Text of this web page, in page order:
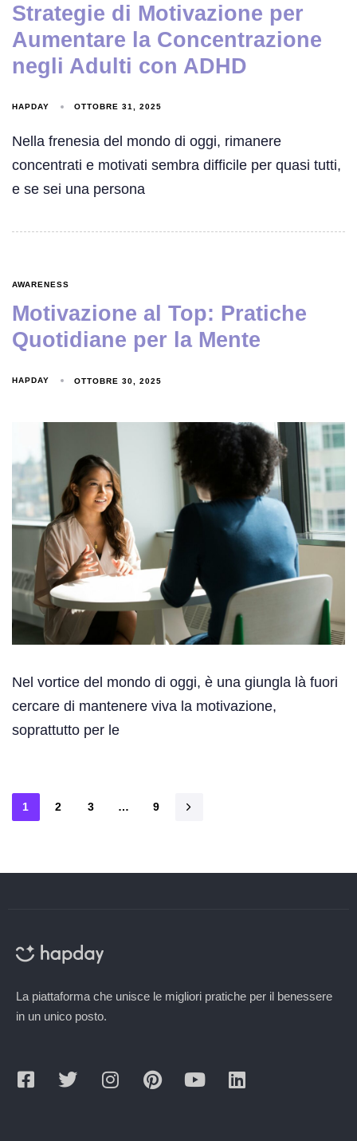
Strategie di Motivazione per
Aumentare la Concentrazione
negli Adulti con ADHD
HAPDAY OTTOBRE 31, 2025
Nella frenesia del mondo di oggi, rimanere
concentrati e motivati sembra difficile per quasi tutti,
e se sei una persona
AWARENESS
Motivazione al Top: Pratiche
Quotidiane per la Mente
HAPDAY OTTOBRE 30, 2025
Nel vortice del mondo di oggi, è una giungla là fuori
cercare di mantenere viva la motivazione,
soprattutto per le
1 2 3 … 9
La piattaforma che unisce le migliori pratiche per il benessere
in un unico posto.